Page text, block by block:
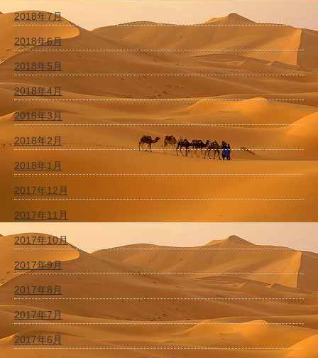
2018年7月
2018年6月
2018年5月
2018年4月
2018年3月
2018年2月
2018年1月
2017年12月
2017年11月
2017年10月
2017年9月
2017年8月
2017年7月
2017年6月